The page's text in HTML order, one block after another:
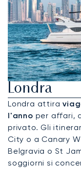
Noleggia
Londra
Londra attira
l'anno per affari,
privato. Gli
City o a Canary
Belgravia o St
soggiorni si